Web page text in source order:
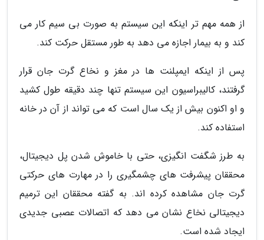
از همه مهم تر اینکه این سیستم به صورت بی سیم کار می
کند و به بیمار اجازه می دهد به طور مستقل حرکت کند.
پس از اینکه ایمپلنت ها در مغز و نخاع گرت جان قرار
گرفتند، کالیبراسیون این سیستم تنها چند دقیقه طول کشید
و او اکنون بیش از یک سال است که می تواند از آن در خانه
استفاده کند.
به طرز شگفت انگیزی، حتی با خاموش شدن پل دیجیتال،
محققان پیشرفت های چشمگیری را در مهارت های حرکتی
گرت جان مشاهده کرده اند. به گفته محققان این ترمیم
دیجیتالی نخاع نشان می دهد که اتصالات عصبی جدیدی
ایجاد شده است.